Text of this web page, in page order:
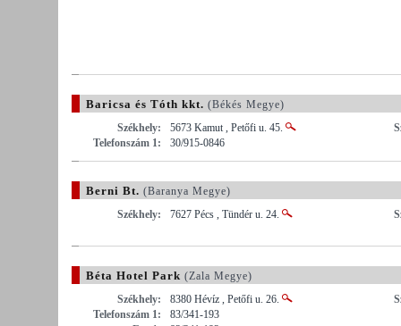
Baricsa és Tóth kkt. (Békés Megye)
Székhely:
5673 Kamut , Petőfi u. 45.
Telefonszám 1:
30/915-0846
Berni Bt. (Baranya Megye)
Székhely:
7627 Pécs , Tündér u. 24.
Béta Hotel Park (Zala Megye)
Székhely:
8380 Hévíz , Petőfi u. 26.
Telefonszám 1:
83/341-193